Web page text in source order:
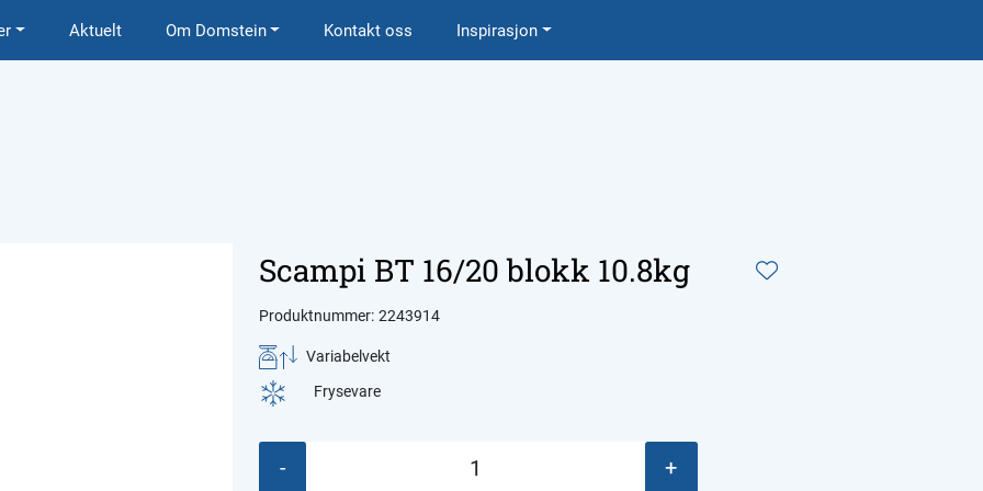
Aktuelt Om Domstein Kontakt oss Inspirasjon
Scampi BT 16/20 blokk 10.8kg
Produktnummer: 2243914
Variabelvekt
Frysevare
- +